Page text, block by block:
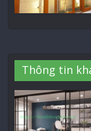
Thông tin